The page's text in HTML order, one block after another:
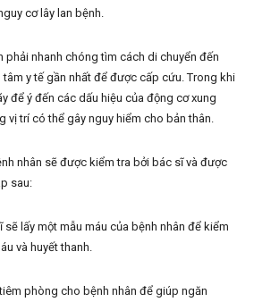
cơ lây lan bệnh.
phải nhanh chóng tìm cách di chuyển đến
y tế gần nhất để được cấp cứu. Trong khi
để ý đến các dấu hiệu của động cơ xung
vị trí có thể gây nguy hiểm cho bản thân.
nhân sẽ được kiểm tra bởi bác sĩ và được
sau:
sẽ lấy một mẫu máu của bệnh nhân để kiểm
và huyết thanh.
phòng cho bệnh nhân để giúp ngăn